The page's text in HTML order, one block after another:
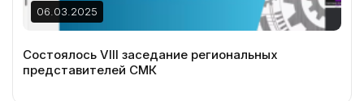
06.03.2025
Состоялось VIII заседание региональных
представителей СМК